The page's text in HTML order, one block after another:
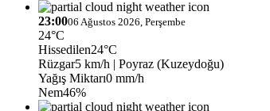
23:0006 Ağustos 2026, Perşembe
24°C
Hissedilen24°C
Rüzgar5 km/h | Poyraz (Kuzeydoğu)
Yağış Miktarı0 mm/h
Nem46%